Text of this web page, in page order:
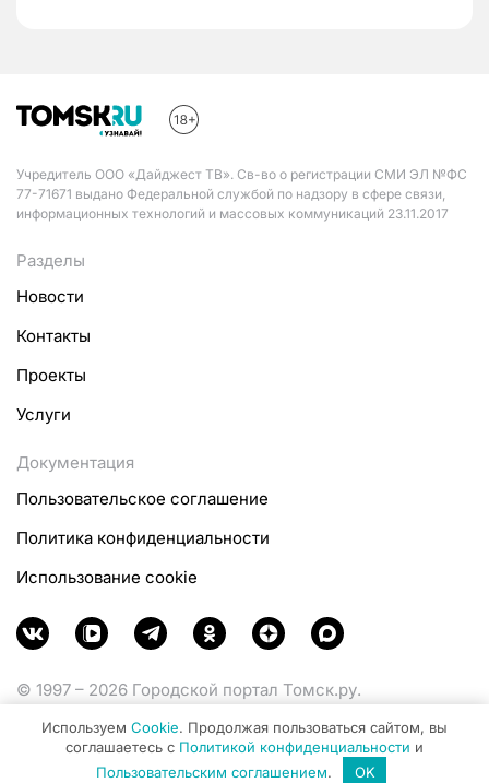
Учредитель ООО «Дайджест ТВ». Св-во о регистрации СМИ ЭЛ №ФС
77-71671 выдано Федеральной службой по надзору в сфере связи,
информационных технологий и массовых коммуникаций 23.11.2017
Разделы
Новости
Контакты
Проекты
Услуги
Документация
Пользовательское соглашение
Политика конфиденциальности
Использование cookie
© 1997 – 2026 Городской портал Томск.ру.
Министерства цифрового развития, связи и массовых
коммуникаций Российской Федерации.
Используем Cookie. Продолжая пользоваться сайтом, вы
соглашаетесь с Политикой конфиденциальности и
Пользовательским соглашением. OK